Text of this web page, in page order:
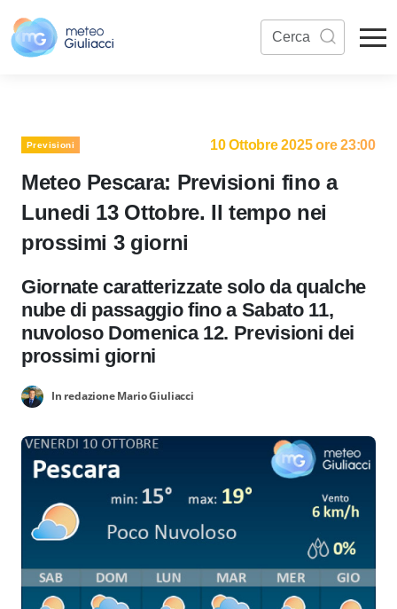
Previsioni 10 Ottobre 2025 ore 23:00
Meteo Pescara: Previsioni fino a
Lunedi 13 Ottobre. Il tempo nei
prossimi 3 giorni
Giornate caratterizzate solo da qualche
nube di passaggio fino a Sabato 11,
nuvoloso Domenica 12. Previsioni dei
prossimi giorni
In redazione Mario Giuliacci